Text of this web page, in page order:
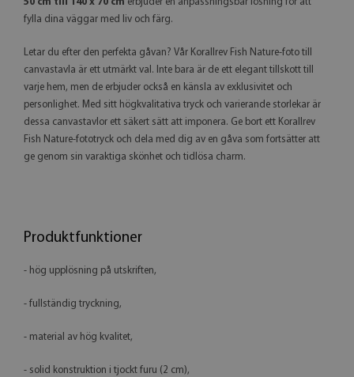
50 cm till 140 x 70 cm erbjuder en anpassningsbar lösning för att
fylla dina väggar med liv och färg.
Letar du efter den perfekta gåvan? Vår Korallrev Fish Nature-foto till
canvastavla är ett utmärkt val. Inte bara är de ett elegant tillskott till
varje hem, men de erbjuder också en känsla av exklusivitet och
personlighet. Med sitt högkvalitativa tryck och varierande storlekar är
dessa canvastavlor ett säkert sätt att imponera. Ge bort ett Korallrev
Fish Nature-fototryck och dela med dig av en gåva som fortsätter att
ge genom sin varaktiga skönhet och tidlösa charm.
Produktfunktioner
- hög upplösning på utskriften,
- fullständig tryckning,
- material av hög kvalitet,
- solid konstruktion i tjockt furu (2 cm),